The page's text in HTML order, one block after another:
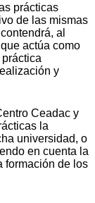
prácticas
de las mismas
al
actúa como
y
Ceadac y
la
universidad, o
en cuenta la
formación de los